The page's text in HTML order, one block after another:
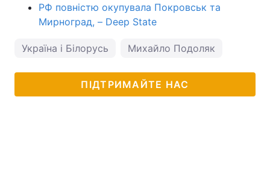
РФ повністю окупувала Покровськ та
Мирноград, – Deep State
Україна і Білорусь Михайло Подоляк
ПІДТРИМАЙТЕ НАС